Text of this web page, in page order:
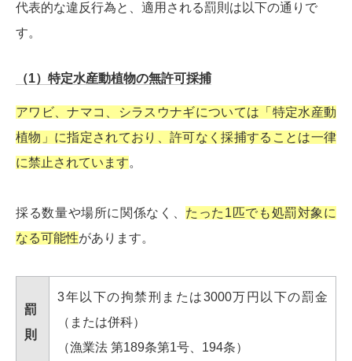
代表的な違反行為と、適用される罰則は以下の通りで
す。
（1）特定水産動植物の無許可採捕
アワビ、ナマコ、シラスウナギについては「特定水産動
植物」に指定されており、許可なく採捕することは一律
に禁止されています。
採る数量や場所に関係なく、 たった1匹でも処罰対象に
なる可能性があります。
罰
則
3年以下の拘禁刑または3000万円以下の罰金
（または併科）
（漁業法 第189条第1号、194条）